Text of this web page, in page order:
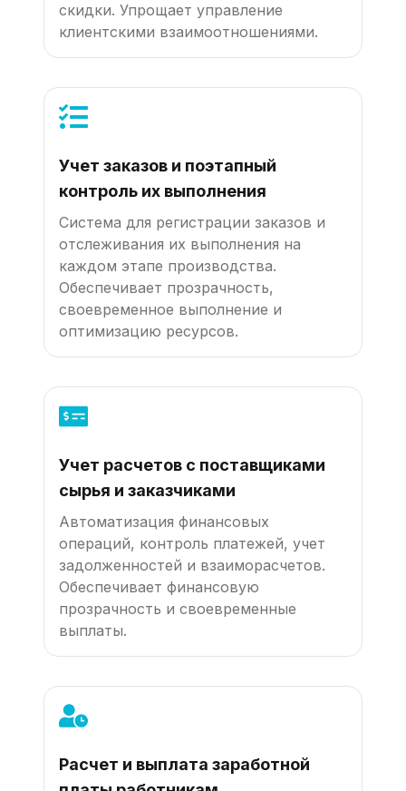
скидки. Упрощает управление
клиентскими взаимоотношениями.
Учет заказов и поэтапный
контроль их выполнения
Система для регистрации заказов и
отслеживания их выполнения на
каждом этапе производства.
Обеспечивает прозрачность,
своевременное выполнение и
оптимизацию ресурсов.
Учет расчетов с поставщиками
сырья и заказчиками
Автоматизация финансовых
операций, контроль платежей, учет
задолженностей и взаиморасчетов.
Обеспечивает финансовую
прозрачность и своевременные
выплаты.
Расчет и выплата заработной